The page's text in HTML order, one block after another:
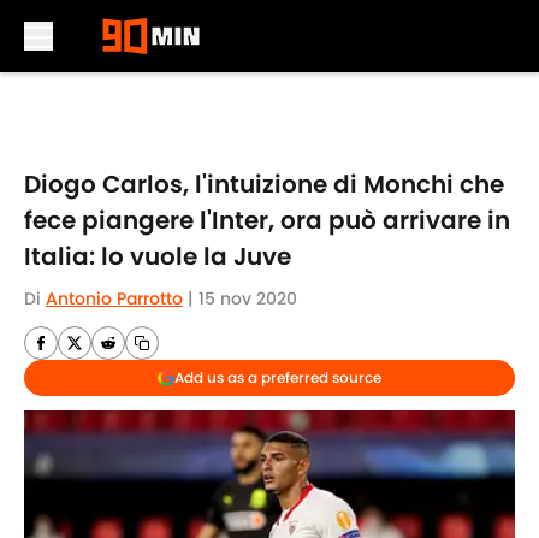
Diogo Carlos, l'intuizione di Monchi che
fece piangere l'Inter, ora può arrivare in
Italia: lo vuole la Juve
Di Antonio Parrotto | 15 nov 2020
Add us as a preferred source